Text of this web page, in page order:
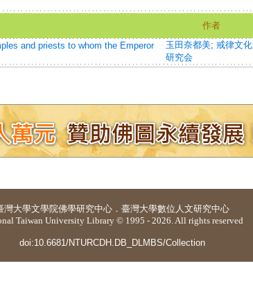
作者
and priests to whom the Emperor
玉田奈都美; 戒律文化
研究会
灣大學文學院佛學研究中心 ． 臺灣大學數位人文研究中心
Taiwan University Library © 1995 - 2026. All rights reserved
doi:10.6681/NTURCDH.DB_DLMBS/Collection